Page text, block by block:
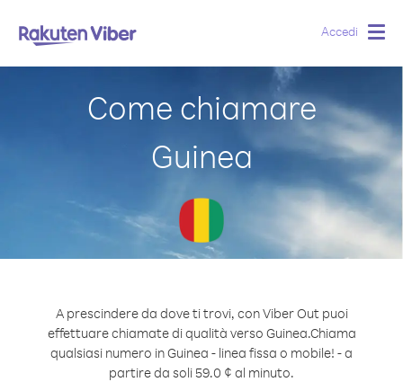
Accedi
Come chiamare
Guinea
A prescindere da dove ti trovi, con Viber Out puoi
effettuare chiamate di qualità verso Guinea.Chiama
qualsiasi numero in Guinea - linea fissa o mobile! - a
partire da soli 59.0 ¢ al minuto.